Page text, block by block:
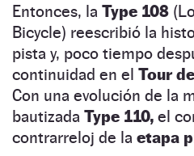
Entonces, la Type 108
Bicycle) reescribió la
pista y, poco tiempo
continuidad en el Tour
Con una evolución de la
bautizada Type 110, el
contrarreloj de la etapa